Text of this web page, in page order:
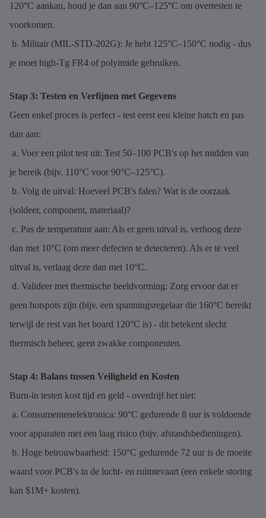
120°C aankan, houd je dan aan 90°C–125°C om overtesten te
voorkomen.
b. Militair (MIL-STD-202G): Je hebt 125°C–150°C nodig - dus
je moet high-Tg FR4 of polyimide gebruiken.
Stap 3: Testen en Verfijnen met Gegevens
Geen enkel proces is perfect - test eerst een kleine batch en pas
dan aan:
a. Voer een pilot test uit: Test 50–100 PCB's op het midden van
je bereik (bijv. 110°C voor 90°C–125°C).
b. Volg de uitval: Hoeveel PCB's falen? Wat is de oorzaak
(soldeer, component, materiaal)?
c. Pas de temperatuur aan: Als er geen uitval is, verhoog deze
dan met 10°C (om meer defecten te detecteren). Als er te veel
uitval is, verlaag deze dan met 10°C.
d. Valideer met thermische beeldvorming: Zorg ervoor dat er
geen hotspots zijn (bijv. een spanningsregelaar die 160°C bereikt
terwijl de rest van het board 120°C is) - dit betekent slecht
thermisch beheer, geen zwakke componenten.
Stap 4: Balans tussen Veiligheid en Kosten
Burn-in testen kost tijd en geld - overdrijf het niet:
a. Consumentenelektronica: 90°C gedurende 8 uur is voldoende
voor apparaten met een laag risico (bijv. afstandsbedieningen).
b. Hoge betrouwbaarheid: 150°C gedurende 72 uur is de moeite
waard voor PCB's in de lucht- en ruimtevaart (een enkele storing
kan $1M+ kosten).